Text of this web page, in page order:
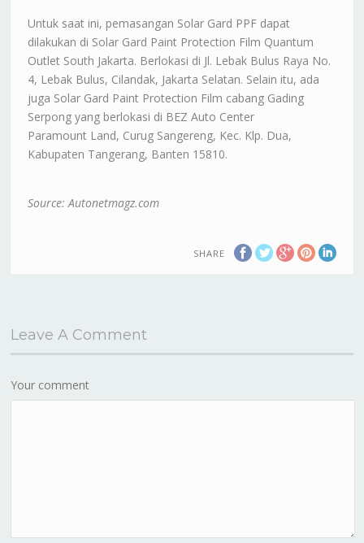
Untuk saat ini, pemasangan Solar Gard PPF dapat
dilakukan di Solar Gard Paint Protection Film Quantum
Outlet South Jakarta. Berlokasi di Jl. Lebak Bulus Raya No.
4, Lebak Bulus, Cilandak, Jakarta Selatan. Selain itu, ada
juga Solar Gard Paint Protection Film cabang Gading
Serpong yang berlokasi di BEZ Auto Center
Paramount Land, Curug Sangereng, Kec. Klp. Dua,
Kabupaten Tangerang, Banten 15810.
Source: Autonetmagz.com
SHARE
Leave A Comment
Your comment